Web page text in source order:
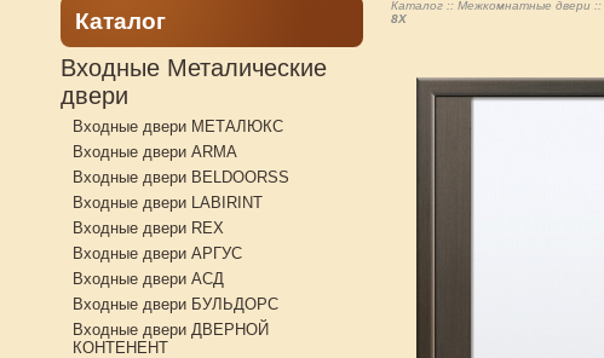
Каталог
Входные Металические
двери
Входные двери МЕТАЛЮКС
Входные двери ARMA
Входные двери BELDOORSS
Входные двери LABIRINT
Входные двери REX
Входные двери АРГУС
Входные двери АСД
Входные двери БУЛЬДОРС
Входные двери ДВЕРНОЙ
КОНТЕНЕНТ
Каталог Межкомнатные двери
8X